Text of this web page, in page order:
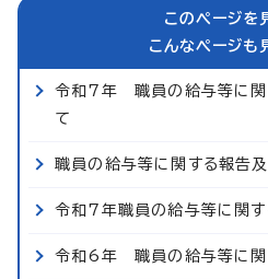
このページを
こんなページも
令和7年 職員の給与等に関
て
職員の給与等に関する報告及
令和7年職員の給与等に関
令和6年 職員の給与等に関